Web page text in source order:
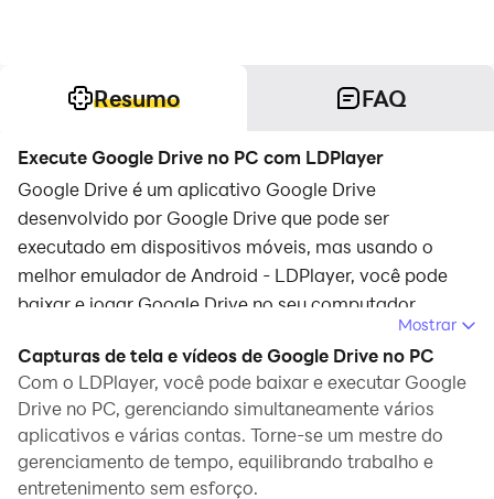
Resumo FAQ
Execute Google Drive no PC com LDPlayer
Google Drive é um aplicativo Google Drive
desenvolvido por Google Drive que pode ser
executado em dispositivos móveis, mas usando o
melhor emulador de Android - LDPlayer, você pode
baixar e jogar Google Drive no seu computador.
Ao executar Google Drive no seu computador, você
pode navegar claramente em uma tela maior, e
controlar o aplicativo com o mouse e o teclado é
muito mais rápido do que com o teclado de toque, e
você nunca terá que se preocupar com a bateria do
seu dispositivo.
Mostrar
Capturas de tela e vídeos de Google Drive no PC
Com o LDPlayer, você pode baixar e executar Google
Drive no PC, gerenciando simultaneamente vários
aplicativos e várias contas. Torne-se um mestre do
gerenciamento de tempo, equilibrando trabalho e
entretenimento sem esforço.